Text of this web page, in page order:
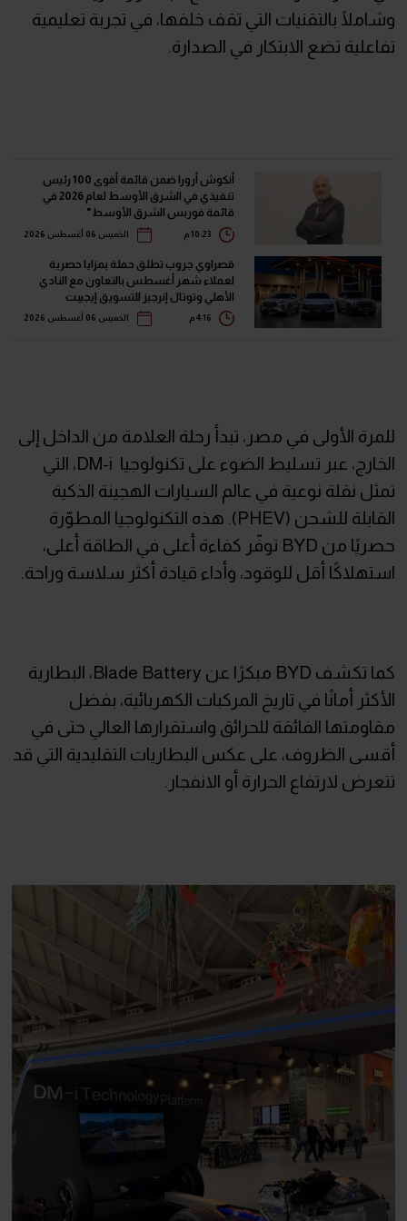
وشاملًا بالتقنيات التي تقف خلفها، في تجربة تعليمية
تفاعلية تضع الابتكار في الصدارة.
أنكوش أرورا ضمن قائمة أقوى 100 رئيس
تنفيذي في الشرق الأوسط لعام 2026 في
قائمة فوربس الشرق الأوسط"
الخميس 06 أغسطس 2026
قصراوي جروب تطلق حملة بمزايا حصرية
لعملاء شهر أغسطس بالتعاون مع النادي
الأهلي وتوتال إنرجيز للتسويق إيجيبت
الخميس 06 أغسطس 2026
للمرة الأولى في مصر، تبدأ رحلة العلامة من الداخل إلى
الخارج، عبر تسليط الضوء على تكنولوجيا DM-i، التي
تمثل نقلة نوعية في عالم السيارات الهجينة الذكية
القابلة للشحن (PHEV). هذه التكنولوجيا المطوّرة
حصريًا من BYD توفّر كفاءة أعلى في الطاقة أعلى،
استهلاكًا أقل للوقود، وأداء قيادة أكثر سلاسة وراحة.
كما تكشف BYD مبكرًا عن Blade Battery، البطارية
الأكثر أمانًا في تاريخ المركبات الكهربائية، بفضل
مقاومتها الفائقة للحرائق واستقرارها العالي حتى في
أقسى الظروف، على عكس البطاريات التقليدية التي قد
تتعرض لارتفاع الحرارة أو الانفجار.